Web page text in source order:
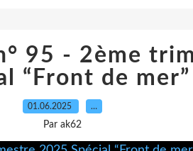
95 - 2ème
“Front de mer”
01.06.2025 …
Par ak62